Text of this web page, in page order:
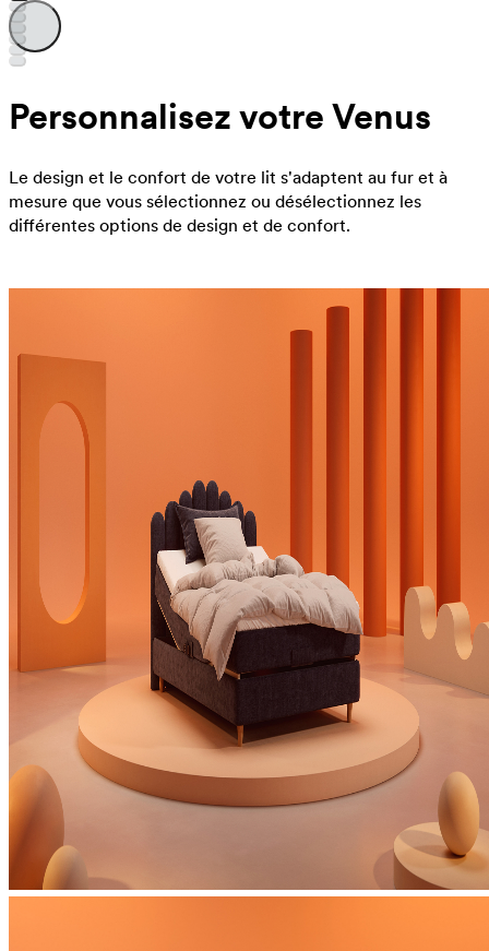
Personnalisez votre Venus
Le design et le confort de votre lit s'adaptent au fur et à
mesure que vous sélectionnez ou désélectionnez les
différentes options de design et de confort.